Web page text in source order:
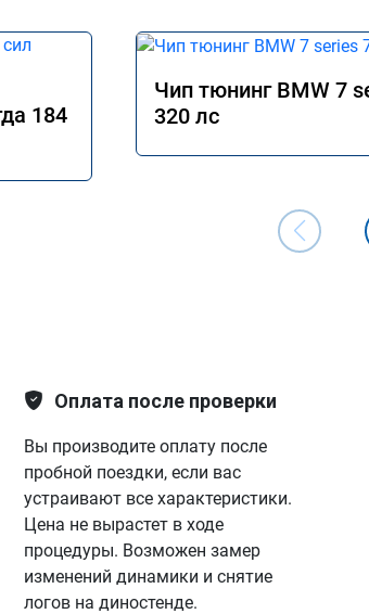
184
Чип тюнинг BMW 7
320 лс
Оплата после проверки
Вы производите оплату после
пробной поездки, если вас
устраивают все характеристики.
Цена не вырастет в ходе
процедуры. Возможен замер
изменений динамики и снятие
логов на диностенде.